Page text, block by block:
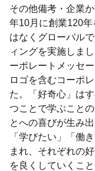
その他備考・企業
年10月に創業120
はなくグローバル
ィングを実施しま
ーポレートメッセ
ロゴを含むコーポ
た。「好奇心」は
つことで学ぶこと
とへの喜びが生み
「学びたい」「働
まれ、それぞれの
を良くしていくこ